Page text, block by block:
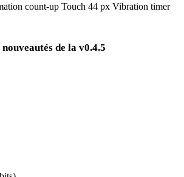
count-up Touch 44 px Vibration timer
de la v0.4.5